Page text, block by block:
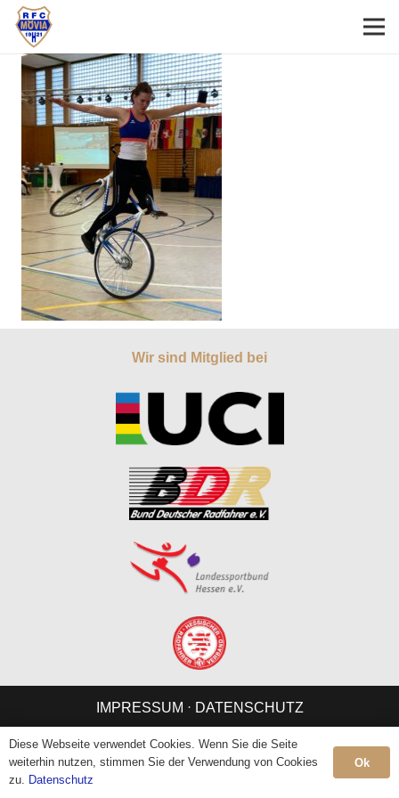
Wir sind Mitglied bei
IMPRESSUM ⋅ DATENSCHUTZ
Diese Webseite verwendet Cookies. Wenn Sie die Seite
weiterhin nutzen, stimmen Sie der Verwendung von Cookies
zu. Datenschutz
Ok